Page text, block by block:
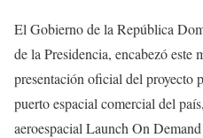
El Gobierno de la República
de la Presidencia, encabezó este
presentación oficial del proyecto
puerto espacial comercial del
aeroespacial Launch On